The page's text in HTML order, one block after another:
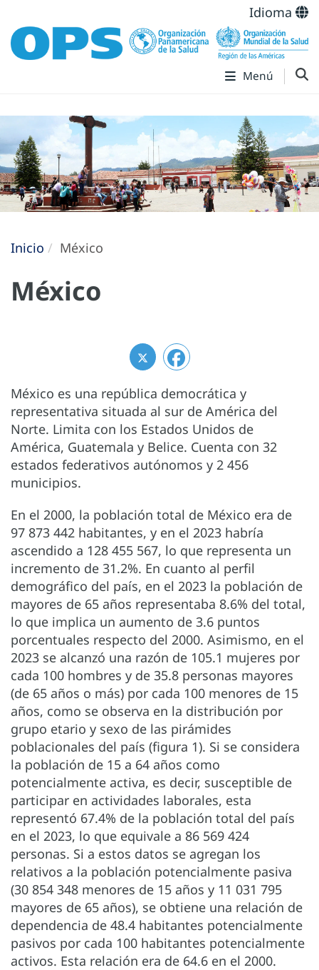
Idioma
Menú
Inicio México
México
México es una república democrática y
representativa situada al sur de América del
Norte. Limita con los Estados Unidos de
América, Guatemala y Belice. Cuenta con 32
estados federativos autónomos y 2 456
municipios.
En el 2000, la población total de México era de
97 873 442 habitantes, y en el 2023 habría
ascendido a 128 455 567, lo que representa un
incremento de 31.2%. En cuanto al perfil
demográfico del país, en el 2023 la población de
mayores de 65 años representaba 8.6% del total,
lo que implica un aumento de 3.6 puntos
porcentuales respecto del 2000. Asimismo, en el
2023 se alcanzó una razón de 105.1 mujeres por
cada 100 hombres y de 35.8 personas mayores
(de 65 años o más) por cada 100 menores de 15
años, como se observa en la distribución por
grupo etario y sexo de las pirámides
poblacionales del país (figura 1). Si se considera
la población de 15 a 64 años como
potencialmente activa, es decir, susceptible de
participar en actividades laborales, esta
representó 67.4% de la población total del país
en el 2023, lo que equivale a 86 569 424
personas. Si a estos datos se agregan los
relativos a la población potencialmente pasiva
(30 854 348 menores de 15 años y 11 031 795
mayores de 65 años), se obtiene una relación de
dependencia de 48.4 habitantes potencialmente
pasivos por cada 100 habitantes potencialmente
activos. Esta relación era de 64.6 en el 2000.